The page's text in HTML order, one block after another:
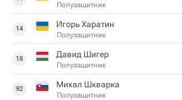
Полузащитник
14 Игорь Харатин
Полузащитник
18 Давид Шигер
Полузащитник
92 Михал Шкварка
Полузащитник